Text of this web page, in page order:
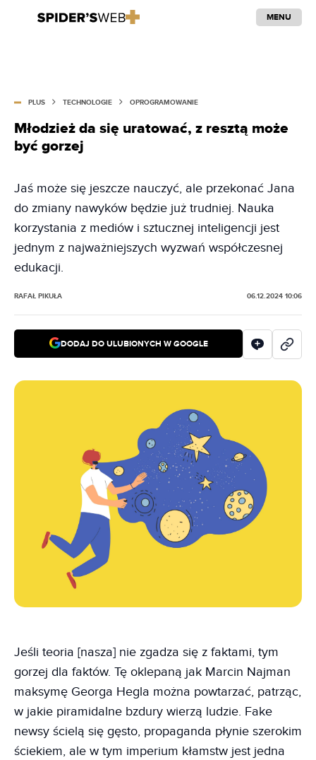
MENU
PLUS TECHNOLOGIE OPROGRAMOWANIE
Młodzież da się uratować, z resztą może
być gorzej
Jaś może się jeszcze nauczyć, ale przekonać Jana
do zmiany nawyków będzie już trudniej. Nauka
korzystania z mediów i sztucznej inteligencji jest
jednym z najważniejszych wyzwań współczesnej
edukacji.
RAFAŁ PIKUŁA 06.12.2024 10:06
DODAJ DO ULUBIONYCH W GOOGLE
Jeśli teoria [nasza] nie zgadza się z faktami, tym
gorzej dla faktów. Tę oklepaną jak Marcin Najman
maksymę Georga Hegla można powtarzać, patrząc,
w jakie piramidalne bzdury wierzą ludzie. Fake
newsy ścielą się gęsto, propaganda płynie szerokim
ściekiem, ale w tym imperium kłamstw jest jedna